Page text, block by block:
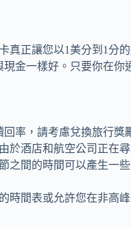
真正讓您以1美分到1分
現金一樣好。只要你在
回率，請考慮兌換旅行
於酒店和航空公司正在
之間的時間可以產生一
時間表或允許您在非高